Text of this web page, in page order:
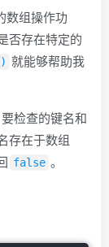
数组操作功
否存在特定的
就能够帮助我
检查的键名和
存在于数组
false 。